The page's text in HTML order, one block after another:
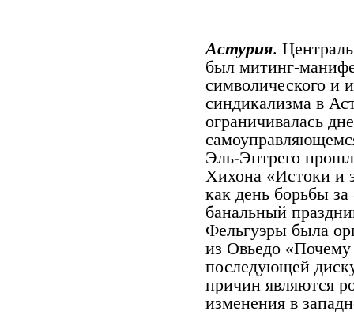
Астурия.
был митинг-
символического и
синдикализма в
ограничивалась
Эль-Энтрего
Хихона «Истоки и
как день борьбы за
банальный
Фельгуэры была
из Овьедо «Почему
последующей
причин являются
изменения в